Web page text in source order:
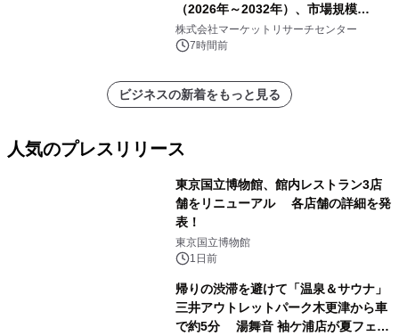
（2026年～2032年）、市場規模
（0.995、0.999、その他）・分析レポ
ートを発表
株式会社マーケットリサーチセンター
7時間前
ビジネスの新着をもっと見る
人気のプレスリリース
東京国立博物館、館内レストラン3店
舗をリニューアル 各店舗の詳細を発
表！
東京国立博物館
1日前
帰りの渋滞を避けて「温泉＆サウナ」
三井アウトレットパーク木更津から車
で約5分 湯舞音 袖ケ浦店が夏フェア